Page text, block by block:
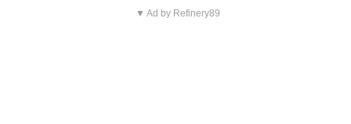
▼ Ad by Refinery89